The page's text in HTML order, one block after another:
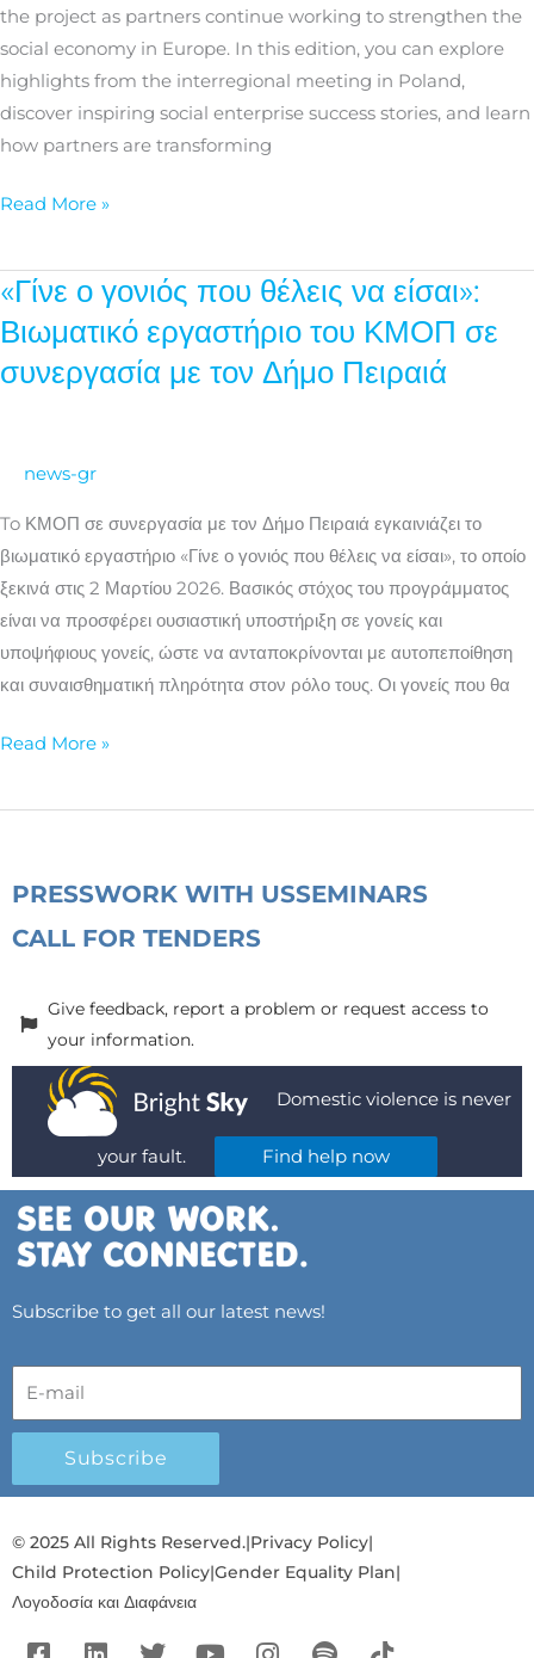
the project as partners continue working to strengthen the
social economy in Europe. In this edition, you can explore
highlights from the interregional meeting in Poland,
discover inspiring social enterprise success stories, and learn
how partners are transforming
Read More »
«Γίνε ο γονιός που θέλεις να είσαι»:
Βιωματικό εργαστήριο του ΚΜΟΠ σε
συνεργασία με τον Δήμο Πειραιά
news-gr
To ΚΜΟΠ σε συνεργασία με τον Δήμο Πειραιά εγκαινιάζει το
βιωματικό εργαστήριο «Γίνε ο γονιός που θέλεις να είσαι», το οποίο
ξεκινά στις 2 Μαρτίου 2026. Βασικός στόχος του προγράμματος
είναι να προσφέρει ουσιαστική υποστήριξη σε γονείς και
υποψήφιους γονείς, ώστε να ανταποκρίνονται με αυτοπεποίθηση
και συναισθηματική πληρότητα στον ρόλο τους. Οι γονείς που θα
«Γίνε
ο
γονιός
που
είσαι»:
τον
Read More »
PRESSWORK WITH USSEMINARS
CALL FOR TENDERS
Give feedback, report a problem or request access to
your information.
Domestic violence is never
your fault. Find help now
Subscribe to get all our latest news!
Subscribe
© 2025 All Rights Reserved.|Privacy Policy|
Child Protection Policy|Gender Equality Plan|
Λογοδοσία και Διαφάνεια